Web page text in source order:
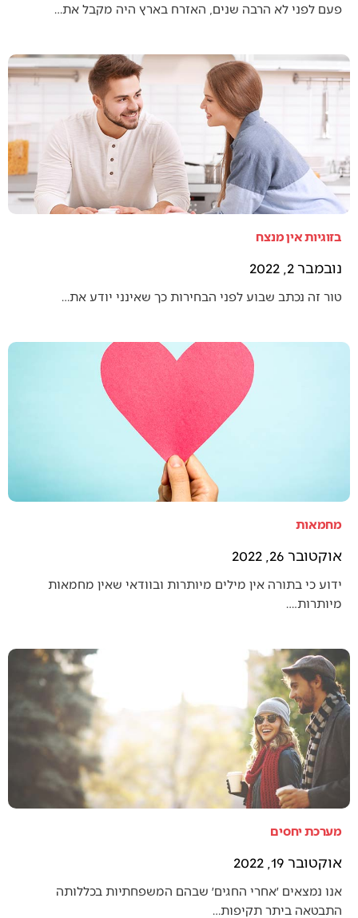
פעם לפני לא הרבה שנים, האזרח בארץ היה מקבל את…
בזוגיות אין מנצח
נובמבר 2, 2022
טור זה נכתב שבוע לפני הבחירות כך שאינני יודע את…
מחמאות
אוקטובר 26, 2022
ידוע כי בתורה אין מילים מיותרות ובוודאי שאין מחמאות
מיותרות.…
מערכת יחסים
אוקטובר 19, 2022
אנו נמצאים ׳אחרי החגים׳ שבהם המשפחתיות בכללותה
התבטאה ביתר תקיפות…